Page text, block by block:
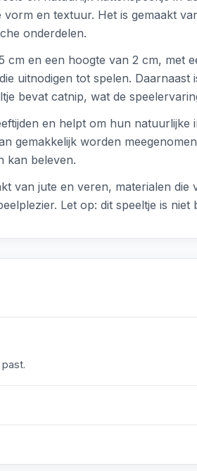
en textuur. Het is gemaakt
onderdelen.
en een hoogte van 2 cm, met
uitnodigen tot spelen.
bevat catnip, wat de
en helpt om hun
gemakkelijk worden
kan beleven.
van jute en veren, materialen
Let op: dit speeltje is